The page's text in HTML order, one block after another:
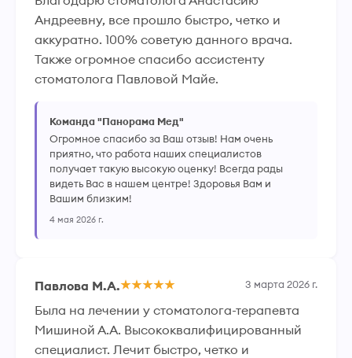
Андреевну, все прошло быстро, четко и
аккуратно. 100% советую данного врача.
Также огромное спасибо ассистенту
стоматолога Павловой Майе.
Команда "Панорама Мед"
Огромное спасибо за Ваш отзыв! Нам очень
приятно, что работа наших специалистов
получает такую высокую оценку! Всегда рады
видеть Вас в нашем центре! Здоровья Вам и
Вашим близким!
4 мая 2026 г.
Павлова М.А. 3 марта 2026 г.
Была на лечении у стоматолога-терапевта
Мишиной А.А. Высококвалифицированный
специалист. Лечит быстро, четко и